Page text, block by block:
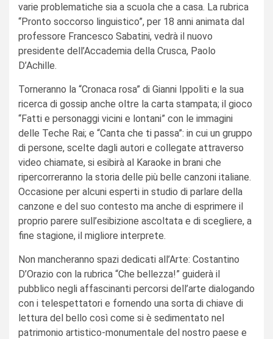
varie problematiche sia a scuola che a casa. La rubrica
“Pronto soccorso linguistico”, per 18 anni animata dal
professore Francesco Sabatini, vedrà il nuovo
presidente dell’Accademia della Crusca, Paolo
D’Achille.
Torneranno la “Cronaca rosa” di Gianni Ippoliti e la sua
ricerca di gossip anche oltre la carta stampata; il gioco
“Fatti e personaggi vicini e lontani” con le immagini
delle Teche Rai; e “Canta che ti passa”: in cui un gruppo
di persone, scelte dagli autori e collegate attraverso
video chiamate, si esibirà al Karaoke in brani che
ripercorreranno la storia delle più belle canzoni italiane.
Occasione per alcuni esperti in studio di parlare della
canzone e del suo contesto ma anche di esprimere il
proprio parere sull’esibizione ascoltata e di scegliere, a
fine stagione, il migliore interprete.
Non mancheranno spazi dedicati all’Arte: Costantino
D’Orazio con la rubrica “Che bellezza!” guiderà il
pubblico negli affascinanti percorsi dell’arte dialogando
con i telespettatori e fornendo una sorta di chiave di
lettura del bello così come si è sedimentato nel
patrimonio artistico-monumentale del nostro paese e